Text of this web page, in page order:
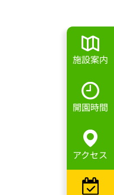
施設案内
開園時間
アクセス